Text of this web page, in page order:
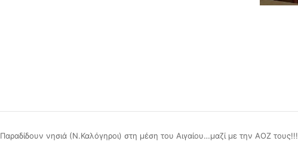
Παραδίδουν νησιά (Ν.Καλόγηροι) στη μέση του Αιγαίου…μαζί με την ΑΟΖ τους!!!